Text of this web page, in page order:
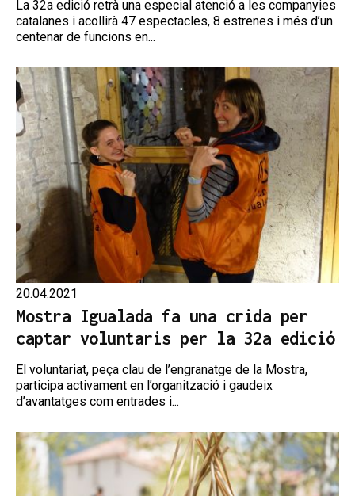
La 32a edició retrà una especial atenció a les companyies
catalanes i acollirà 47 espectacles, 8 estrenes i més d’un
centenar de funcions en...
20.04.2021
Mostra Igualada fa una crida per
captar voluntaris per la 32a edició
El voluntariat, peça clau de l’engranatge de la Mostra,
participa activament en l’organització i gaudeix
d’avantatges com entrades i...